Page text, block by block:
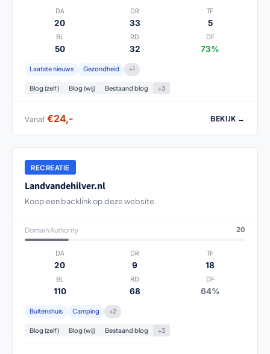
DA
20
DR
33
TF
5
BL
50
RD
32
DF
73%
Laatste nieuws Gezondheid +1
Blog (zelf) Blog (wij) Bestaand blog +3
Vanaf €24,- BEKIJK →
RECREATIE
Landvandehilver.nl
Koop een backlink op deze website.
Domain Authority 20
DA
20
DR
9
TF
18
BL
110
RD
68
DF
64%
Buitenshuis Camping +2
Blog (zelf) Blog (wij) Bestaand blog +3